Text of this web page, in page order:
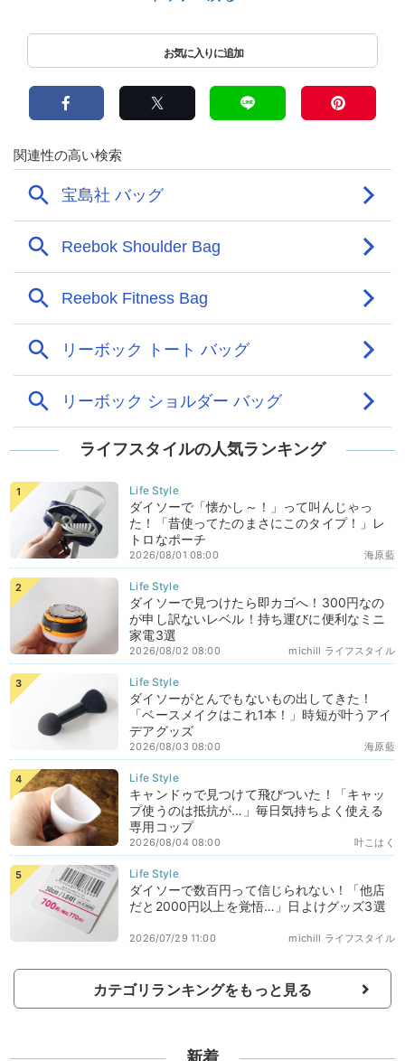
ライフスタイルの人気ランキング
ダイソーで「懐かし～！」って叫んじゃっ
た！「昔使ってたのまさにこのタイプ！」レ
トロなポーチ
海原藍
2026/08/01 08:00
ダイソーで見つけたら即カゴへ！300円なの
が申し訳ないレベル！持ち運びに便利なミニ
家電3選
michill ライフスタイル
2026/08/02 08:00
ダイソーがとんでもないもの出してきた！
「ベースメイクはこれ1本！」時短が叶うアイ
デアグッズ
海原藍
2026/08/03 08:00
キャンドゥで見つけて飛びついた！「キャッ
プ使うのは抵抗が…」毎日気持ちよく使える
専用コップ
叶こはく
2026/08/04 08:00
ダイソーで数百円って信じられない！「他店
だと2000円以上を覚悟…」日よけグッズ3選
michill ライフスタイル
2026/07/29 11:00
カテゴリランキングをもっと見る
新着